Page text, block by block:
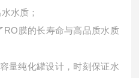
水质；
RO膜的长寿命与高品质水质
量纯化罐设计，时刻保证水